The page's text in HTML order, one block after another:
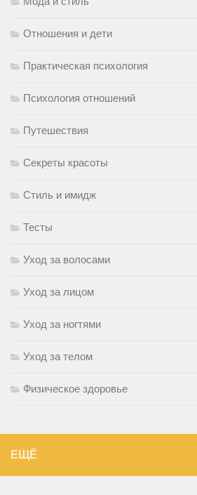
Отношения и дети
Практическая психология
Психология отношений
Путешествия
Секреты красоты
Стиль и имидж
Тесты
Уход за волосами
Уход за лицом
Уход за ногтями
Уход за телом
Физическое здоровье
ЕЩЁ